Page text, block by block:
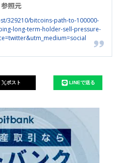
参照元
329210/bitcoins-path-to-100000-
long-term-holder-sell-pressure-
ポスト LINEで送る